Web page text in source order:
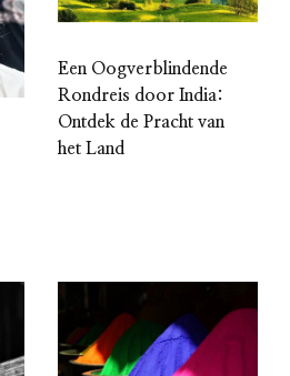
Een Oogverblindende
Rondreis door India:
Ontdek de Pracht van
het Land